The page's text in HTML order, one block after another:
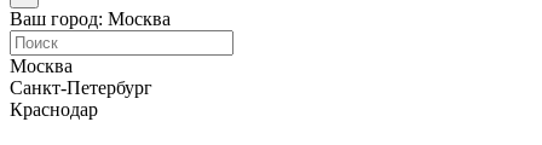
Ваш город: Москва
Москва
Санкт-Петербург
Краснодар